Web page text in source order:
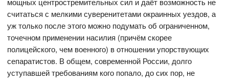
считаться с мелкими суверенитетами окраинных уездов, а
уж только после этого можно подумать об ограниченном,
точечном применении насилия (причём скорее
полицейского, чем военного) в отношении упорствующих
сепаратистов. В общем, современной России, долго
уступавшей требованиям кого попало, до сих пор, не